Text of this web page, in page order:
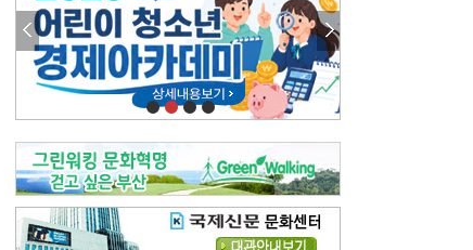
정영자 시민기자의 웰니스 [전체보기]
습한 여름…몸 깨우는 ‘순환 처방전’
자연·쉼에서 찾는 ‘웰니스 처방전’
조성우의 한방 이야기[전체보기]
봄의 설렘보다 먼저 내 몸의 달램
진료실에서[전체보기]
B형 간염은 ‘간암 시한폭탄’…비활동기 환자도 꼭 6개월 주기 검사
최수지의 한방 이야기 [전체보기]
‘생리 안 해서 편하다’는 위험한 착각